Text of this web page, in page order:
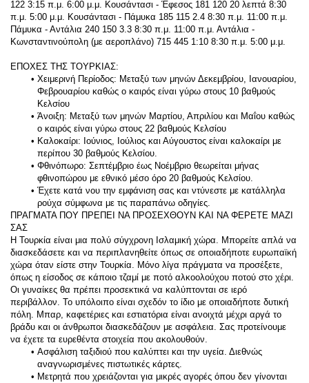
122 3:15 π.μ. 6:00 μ.μ. Κουσάντασι - Έφεσος 181 120 20 λεπτά 8:30
π.μ. 5:00 μ.μ. Κουσάντασι - Πάμυκα 185 115 2.4 8:30 π.μ. 11:00 π.μ.
Πάμυκα - Αντάλια 240 150 3.3 8:30 π.μ. 11:00 π.μ. Αντάλια -
Κωνσταντινούπολη (με αεροπλάνο) 715 445 1:10 8:30 π.μ. 5:00 μ.μ.
ΕΠΟΧΕΣ ΤΗΣ ΤΟΥΡΚΙΑΣ:
Χειμερινή Περίοδος: Μεταξύ των μηνών Δεκεμβρίου, Ιανουαρίου,
Φεβρουαρίου καθώς ο καιρός είναι γύρω στους 10 βαθμούς
Κελσίου
Άνοιξη: Μεταξύ των μηνών Μαρτίου, Απριλίου και Μαΐου καθώς
ο καιρός είναι γύρω στους 22 βαθμούς Κελσίου
Καλοκαίρι: Ιούνιος, Ιούλιος και Αύγουστος είναι καλοκαίρι με
περίπου 30 βαθμούς Κελσίου.
Φθινόπωρο: Σεπτέμβριο έως Νοέμβριο θεωρείται μήνας
φθινοπώρου με εθνικό μέσο όρο 20 βαθμούς Κελσίου.
Έχετε κατά νου την εμφάνιση σας και ντύνεστε με κατάλληλα
ρούχα σύμφωνα με τις παραπάνω οδηγίες.
ΠΡΑΓΜΑΤΑ ΠΟΥ ΠΡΕΠΕΙ ΝΑ ΠΡΟΣΕΧΘΟΥΝ ΚΑΙ ΝΑ ΦΕΡΕΤΕ ΜΑΖΙ
ΣΑΣ
Η Τουρκία είναι μια πολύ σύγχρονη Ισλαμική χώρα. Μπορείτε απλά να
διασκεδάσετε και να περιπλανηθείτε όπως σε οποιαδήποτε ευρωπαϊκή
χώρα όταν είστε στην Τουρκία. Μόνο λίγα πράγματα να προσέξετε,
όπως η είσοδος σε κάποιο τζαμί με ποτό αλκοολούχου ποτού στο χέρι.
Οι γυναίκες θα πρέπει προσεκτικά να καλύπτονται σε ιερό
περιβάλλον. Το υπόλοιπο είναι σχεδόν το ίδιο με οποιαδήποτε δυτική
πόλη. Μπαρ, καφετέριες και εστιατόρια είναι ανοιχτά μέχρι αργά το
βράδυ και οι άνθρωποι διασκεδάζουν με ασφάλεια. Σας προτείνουμε
να έχετε τα ευρεθέντα στοιχεία που ακολουθούν.
Ασφάλιση ταξιδιού που καλύπτει και την υγεία. Διεθνώς
αναγνωρισμένες πιστωτικές κάρτες.
Μετρητά που χρειάζονται για μικρές αγορές όπου δεν γίνονται